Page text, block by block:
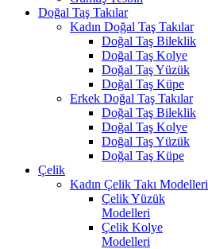
Doğal Taş Takılar
Kadın Doğal Taş Takılar
Doğal Taş Bileklik
Doğal Taş Kolye
Doğal Taş Yüzük
Doğal Taş Küpe
Erkek Doğal Taş Takılar
Doğal Taş Bileklik
Doğal Taş Kolye
Doğal Taş Yüzük
Doğal Taş Küpe
Çelik
Kadın Çelik Takı Modelleri
Çelik Yüzük
Modelleri
Çelik Kolye
Modelleri